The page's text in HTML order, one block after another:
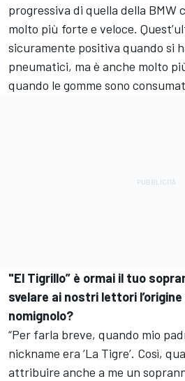
progressiva di quella della BMW
molto più forte e veloce.
sicuramente positiva quando si
pneumatici, ma è anche molto
quando le gomme sono
"El Tigrillo” è ormai il tuo
svelare ai nostri lettori
nomignolo?
“Per farla breve, quando mio
nickname era ‘La Tigre’. Così,
attribuire anche a me un